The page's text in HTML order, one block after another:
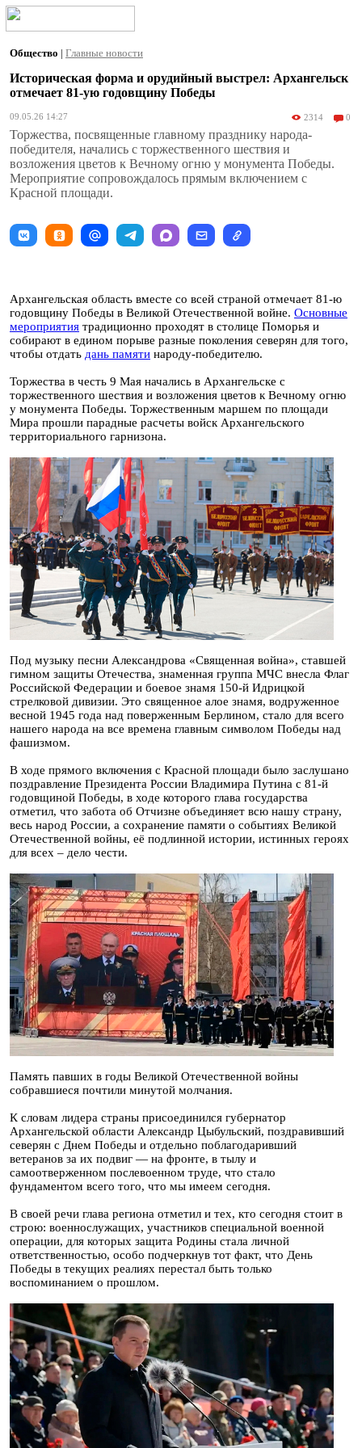
Общество | Главные новости
Историческая форма и орудийный выстрел: Архангельск
отмечает 81-ую годовщину Победы
09.05.26 14:27 2314 0
Торжества, посвященные главному празднику народа-
победителя, начались с торжественного шествия и
возложения цветов к Вечному огню у монумента Победы.
Мероприятие сопровождалось прямым включением с
Красной площади.
Архангельская область вместе со всей страной отмечает 81-ю
годовщину Победы в Великой Отечественной войне. Основные
мероприятия традиционно проходят в столице Поморья и
собирают в едином порыве разные поколения северян для того,
чтобы отдать дань памяти народу-победителю.
Торжества в честь 9 Мая начались в Архангельске с
торжественного шествия и возложения цветов к Вечному огню
у монумента Победы. Торжественным маршем по площади
Мира прошли парадные расчеты войск Архангельского
территориального гарнизона.
Под музыку песни Александрова «Священная война», ставшей
гимном защиты Отечества, знаменная группа МЧС внесла Флаг
Российской Федерации и боевое знамя 150-й Идрицкой
стрелковой дивизии. Это священное алое знамя, водруженное
весной 1945 года над поверженным Берлином, стало для всего
нашего народа на все времена главным символом Победы над
фашизмом.
В ходе прямого включения с Красной площади было заслушано
поздравление Президента России Владимира Путина с 81-й
годовщиной Победы, в ходе которого глава государства
отметил, что забота об Отчизне объединяет всю нашу страну,
весь народ России, а сохранение памяти о событиях Великой
Отечественной войны, её подлинной истории, истинных героях
для всех – дело чести.
Память павших в годы Великой Отечественной войны
собравшиеся почтили минутой молчания.
К словам лидера страны присоединился губернатор
Архангельской области Александр Цыбульский, поздравивший
северян с Днем Победы и отдельно поблагодаривший
ветеранов за их подвиг — на фронте, в тылу и
самоотверженном послевоенном труде, что стало
фундаментом всего того, что мы имеем сегодня.
В своей речи глава региона отметил и тех, кто сегодня стоит в
строю: военнослужащих, участников специальной военной
операции, для которых защита Родины стала личной
ответственностью, особо подчеркнув тот факт, что День
Победы в текущих реалиях перестал быть только
воспоминанием о прошлом.